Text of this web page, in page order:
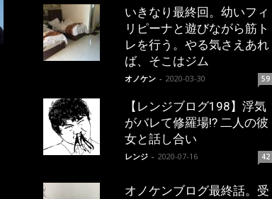
いきなり最終回。幼いフィ
リピーナと遊びながら筋ト
レを行う。やる気さえあれ
ば、そこはジム
オノケン - 2020-03-30 59
【レンジブログ198】浮気
がバレて修羅場!? 二人の彼
女と話し合い
レンジ - 2020-07-16 42
オノケンブログ最終話。受